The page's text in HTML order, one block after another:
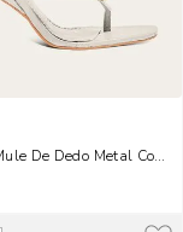
Marrom Terracota